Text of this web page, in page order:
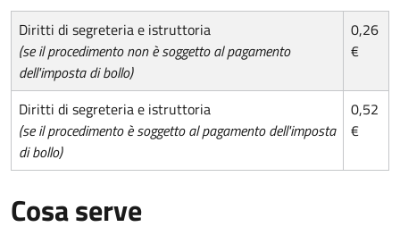
Diritti di segreteria e istruttoria
(se il procedimento non è soggetto al pagamento
dell'imposta di bollo)
0,26
€
Diritti di segreteria e istruttoria
(se il procedimento è soggetto al pagamento dell'imposta
di bollo)
0,52
€
Cosa serve